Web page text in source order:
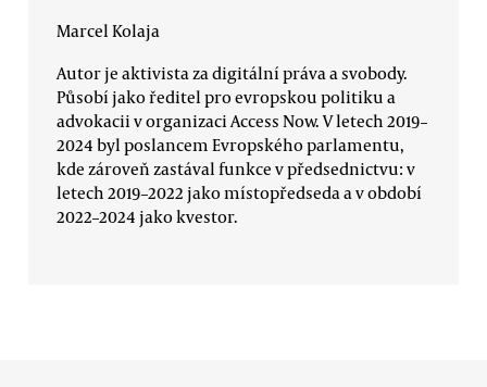
Marcel Kolaja
Autor je aktivista za digitální práva a svobody.
Působí jako ředitel pro evropskou politiku a
advokacii v organizaci Access Now. V letech 2019–
2024 byl poslancem Evropského parlamentu,
kde zároveň zastával funkce v předsednictvu: v
letech 2019–2022 jako místopředseda a v období
2022–2024 jako kvestor.